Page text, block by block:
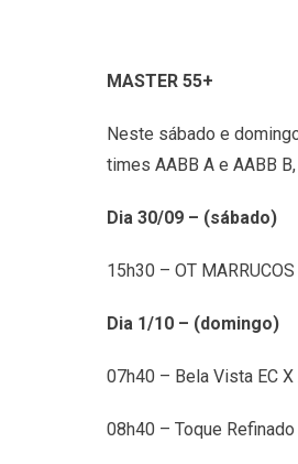
MASTER 55+
Neste sábado e
times AABB A e AABB
Dia 30/09 – (sábado)
15h30 – OT
Dia 1/10 – (domingo)
07h40 – Bela Vista EC
08h40 – Toque